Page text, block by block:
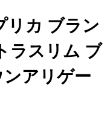
リカ ブラン
ラスリム ブ
アリゲー